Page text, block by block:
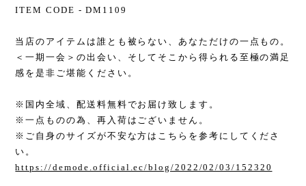
ITEM CODE - DM1109
当店のアイテムは誰とも被らない、あなただけの一点もの。
＜一期一会＞の出会い、そしてそこから得られる至極の満足
感を是非ご堪能ください。
※国内全域、配送料無料でお届け致します。
※一点ものの為、再入荷はございません。
※ご自身のサイズが不安な方はこちらを参考にしてくださ
い。
https://demode.official.ec/blog/2022/02/03/152320